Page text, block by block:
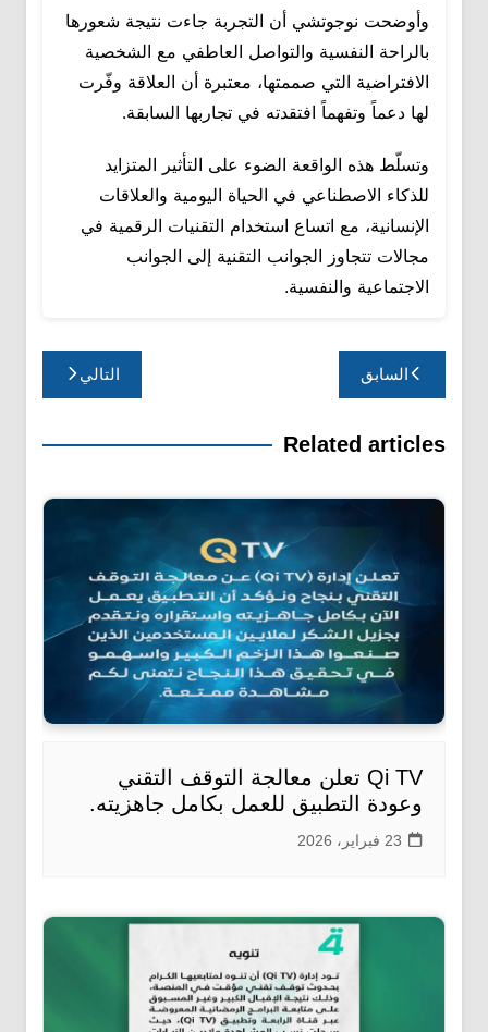
وأوضحت نوجوتشي أن التجربة جاءت نتيجة شعورها
بالراحة النفسية والتواصل العاطفي مع الشخصية
الافتراضية التي صممتها، معتبرة أن العلاقة وفّرت
لها دعماً وتفهماً افتقدته في تجاربها السابقة.
وتسلّط هذه الواقعة الضوء على التأثير المتزايد
للذكاء الاصطناعي في الحياة اليومية والعلاقات
الإنسانية، مع اتساع استخدام التقنيات الرقمية في
مجالات تتجاوز الجوانب التقنية إلى الجوانب
الاجتماعية والنفسية.
تصفّح
المقالات
السابق التالي
Related articles
Qi TV تعلن معالجة التوقف التقني
وعودة التطبيق للعمل بكامل جاهزيته.
23 فبراير، 2026